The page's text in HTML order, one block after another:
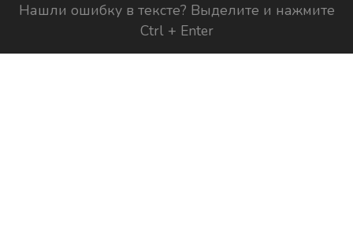
Нашли ошибку в тексте? Выделите и нажмите
Ctrl + Enter